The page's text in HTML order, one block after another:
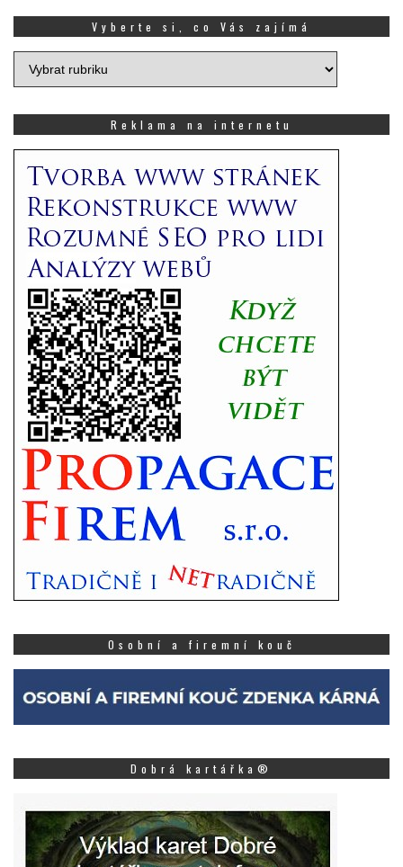
Vyberte si, co Vás zajímá
Vyberte
si,
zajímá
Reklama na internetu
Osobní a firemní kouč
Dobrá kartářka®